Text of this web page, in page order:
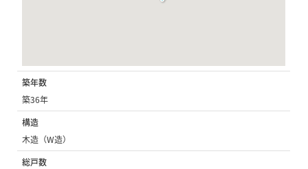
築年数
築36年
構造
木造（W造）
総戸数